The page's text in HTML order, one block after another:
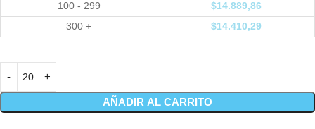
100 - 299
$14.889,86
300 +
$14.410,29
AÑADIR AL CARRITO